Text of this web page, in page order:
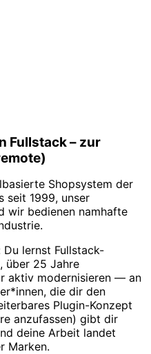
Fullstack – zur
Shopsystem der
seit 1999, unser
wir bedienen namhafte
Du lernst Fullstack-
über 25 Jahre
aktiv modernisieren — an
die dir den
Plugin-Konzept
anzufassen) gibt dir
deine Arbeit landet
Marken.